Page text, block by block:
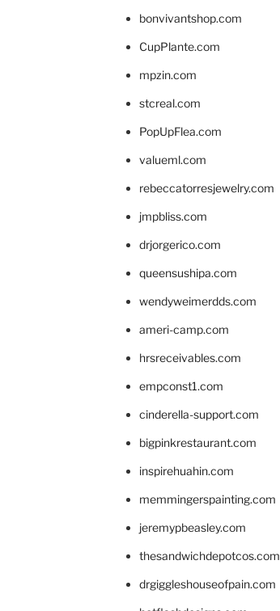
bonvivantshop.com
CupPlante.com
mpzin.com
stcreal.com
PopUpFlea.com
valueml.com
rebeccatorresjewelry.com
jmpbliss.com
drjorgerico.com
queensushipa.com
wendyweimerdds.com
ameri-camp.com
hrsreceivables.com
empconst1.com
cinderella-support.com
bigpinkrestaurant.com
inspirehuahin.com
memmingerspainting.com
jeremypbeasley.com
thesandwichdepotcos.com
drgiggleshouseofpain.com